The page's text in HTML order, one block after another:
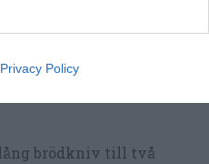
Privacy Policy
ej är kladdig i mitten.
brödkniv till två